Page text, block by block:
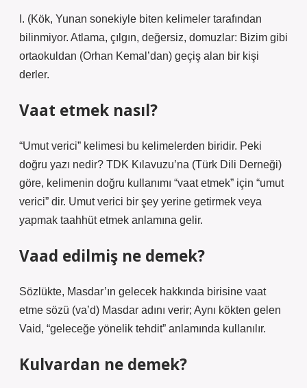
I. (Kök, Yunan sonekiyle biten kelimeler tarafından
bilinmiyor. Atlama, çılgın, değersiz, domuzlar: Bizim gibi
ortaokuldan (Orhan Kemal’dan) geçiş alan bir kişi
derler.
Vaat etmek nasıl?
“Umut verici” kelimesi bu kelimelerden biridir. Peki
doğru yazı nedir? TDK Kılavuzu’na (Türk Dili Derneği)
göre, kelimenin doğru kullanımı “vaat etmek” için “umut
verici” dir. Umut verici bir şey yerine getirmek veya
yapmak taahhüt etmek anlamına gelir.
Vaad edilmiş ne demek?
Sözlükte, Masdar’ın gelecek hakkında birisine vaat
etme sözü (va’d) Masdar adını verir; Aynı kökten gelen
Vaid, “geleceğe yönelik tehdit” anlamında kullanılır.
Kulvardan ne demek?